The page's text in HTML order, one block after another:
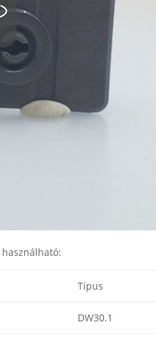
Típus
DW30.1